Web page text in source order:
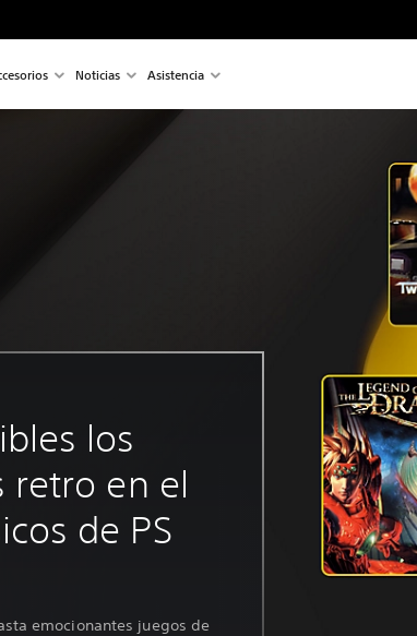
Noticias Asistencia
los
retro en el
de PS
emocionantes juegos de